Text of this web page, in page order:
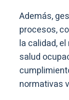
Además,
procesos,
la calidad,
salud
normativas